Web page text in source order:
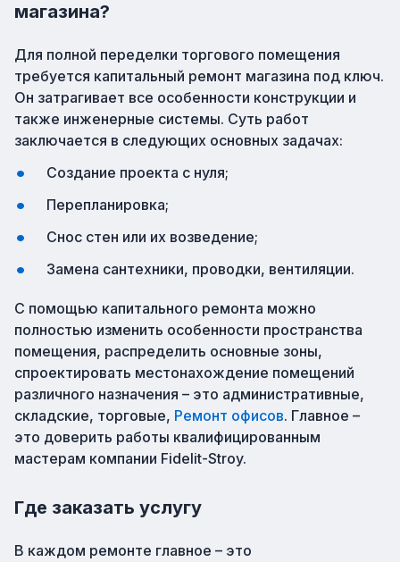
магазина?
Для полной переделки торгового помещения
требуется капитальный ремонт магазина под ключ.
Он затрагивает все особенности конструкции и
также инженерные системы. Суть работ
заключается в следующих основных задачах:
Создание проекта с нуля;
Перепланировка;
Снос стен или их возведение;
Замена сантехники, проводки, вентиляции.
С помощью капитального ремонта можно
полностью изменить особенности пространства
помещения, распределить основные зоны,
спроектировать местонахождение помещений
различного назначения – это административные,
складские, торговые, Ремонт офисов. Главное –
это доверить работы квалифицированным
мастерам компании Fidelit-Stroy.
Где заказать услугу
В каждом ремонте главное – это